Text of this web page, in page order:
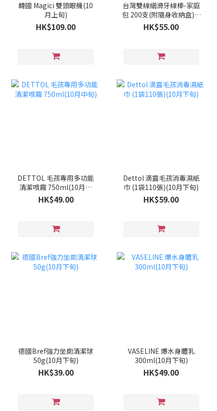
韓國 Magici 雙頭眼機(10
月上旬)
HK$109.00
台灣雙線細滑牙線棒-家庭
包 200支(附隨身收納盒)(9
月下旬)
HK$55.00
DETTOL 毛孩專用多功能
清潔噴霧 750ml(10月中
旬)
HK$49.00
Dettol 滴露毛孩消毒濕紙
巾 (1袋110張)(10月下旬)
HK$59.00
德國Bref強力坐廁清潔球
50g(10月下旬)
HK$39.00
VASELINE 爆水身體乳
300ml(10月下旬)
HK$49.00